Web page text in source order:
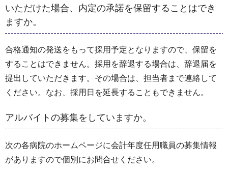
いただけた場合、内定の承諾を保留することはでき
ますか。
合格通知の発送をもって採用予定となりますので、保留を
することはできません。採用を辞退する場合は、辞退届を
提出していただきます。その場合は、担当者まで連絡して
ください。なお、採用日を延長することもできません。
アルバイトの募集をしていますか。
次の各病院のホームページに会計年度任用職員の募集情報
がありますので個別にお問合せください。